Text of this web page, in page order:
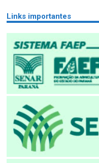
Links importantes